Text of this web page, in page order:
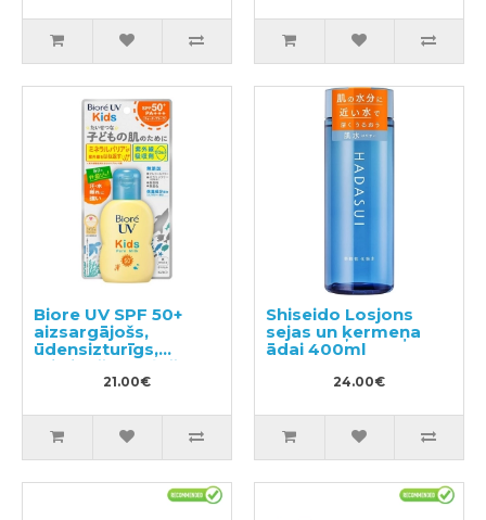
Biore UV SPF 50+
aizsargājošs,
ūdensizturīgs,
mitrinošs sauļošanās
pieniņš bērniem
21.00€
Shiseido Losjons
sejas un ķermeņa
ādai 400ml
24.00€